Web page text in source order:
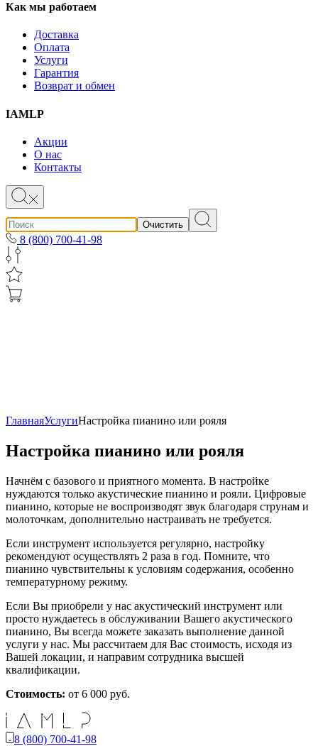
Как мы работаем
Доставка
Оплата
Услуги
Гарантия
Возврат и обмен
IAMLP
Акции
О нас
Контакты
Очистить
8 (800) 700-41-98
ГлавнаяУслугиНастройка пианино или рояля
Настройка пианино или рояля
Начнём с базового и приятного момента. В настройке
нуждаются только акустические пианино и рояли. Цифровые
пианино, которые не воспроизводят звук благодаря струнам и
молоточкам, дополнительно настраивать не требуется.
Если инструмент используется регулярно, настройку
рекомендуют осуществлять 2 раза в год. Помните, что
пианино чувствительны к условиям содержания, особенно
температурному режиму.
Если Вы приобрели у нас акустический инструмент или
просто нуждаетесь в обслуживании Вашего акустического
пианино, Вы всегда можете заказать выполнение данной
услуги у нас. Мы рассчитаем для Вас стоимость, исходя из
Вашей локации, и направим сотрудника высшей
квалификации.
Стоимость: от 6 000 руб.
8 (800) 700-41-98